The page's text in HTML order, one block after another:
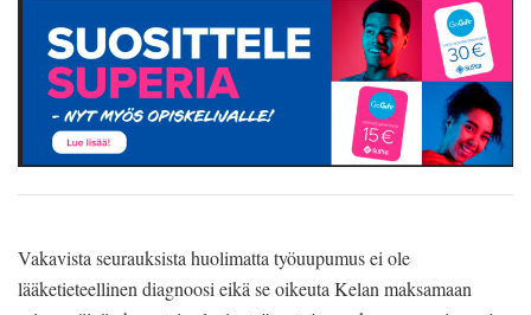
Vakavista seurauksista huolimatta työuupumus ei ole
lääketieteellinen diagnoosi eikä se oikeuta Kelan maksamaan